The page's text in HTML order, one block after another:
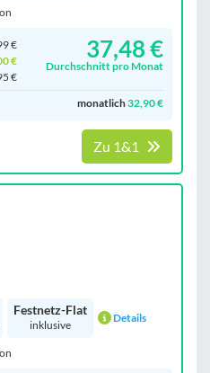
€
€
€
37,48 €
Durchschnitt pro Monat
monatlich32,90 €
Zu 1&1
Festnetz-Flat
inklusive
Details